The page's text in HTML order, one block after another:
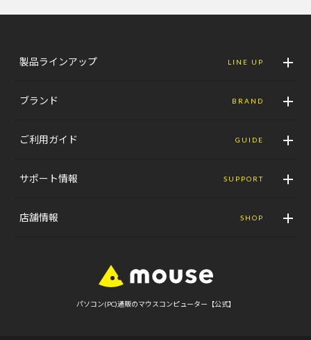
製品ラインアップ LINE UP
ブランド BRAND
ご利用ガイド GUIDE
サポート情報 SUPPORT
店舗情報 SHOP
パソコン(PC)通販のマウスコンピューター【公式】